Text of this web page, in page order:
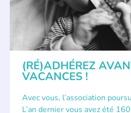
(RÉ)ADHÉREZ
VACANCES !
Avec vous, l’association
L’an dernier vous avez été